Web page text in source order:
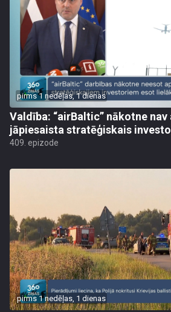
pirms 1 nedēļas, 1 dienas
Valdība: “airBaltic” nākotne
jāpiesaista stratēģiskais
409. epizode
pirms 1 nedēļas, 1 dienas